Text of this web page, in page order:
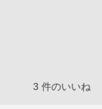
3 件のいいね